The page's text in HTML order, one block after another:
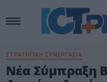
ΣΤΡΑΤΗΓΙΚΗ ΣΥΝΕΡΓΑΣΙΑ
Νέα Σύμπραξη